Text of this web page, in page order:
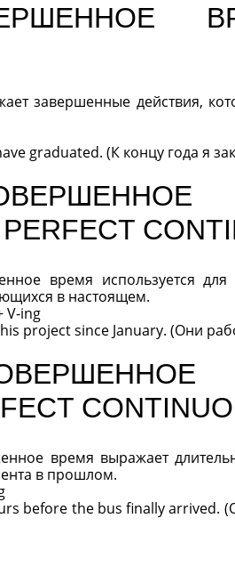
завершенные действия,
graduated. (К концу года я
время используется
в настоящем.
V-ing
project since January. (Они
время выражает
в прошлом.
before the bus finally arrived.